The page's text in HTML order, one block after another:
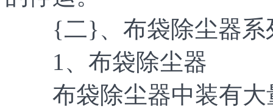
{二}、布袋除尘器系
1、布袋除尘器
布袋除尘器中装有大